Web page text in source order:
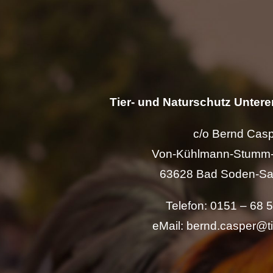
Tier- und Naturschutz
c/o Bernd
Von-Kühlmann-
63628 Bad Soden-
Telefon: 0151 – 68
eMail: